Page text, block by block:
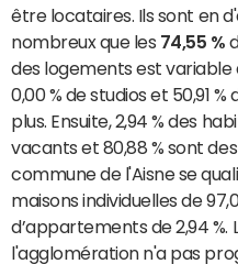
être locataires. Ils sont en
nombreux que les 74,55 %
des logements est variable
0,00 % de studios et 50,91
plus. Ensuite, 2,94 % des
vacants et 80,88 % sont
commune de l'Aisne se
maisons individuelles de
d’appartements de 2,94 %.
l'agglomération n'a pas